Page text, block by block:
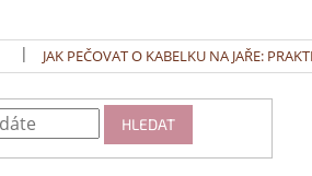
JAK PEČOVAT O KABELKU NA JAŘE:
HLEDAT